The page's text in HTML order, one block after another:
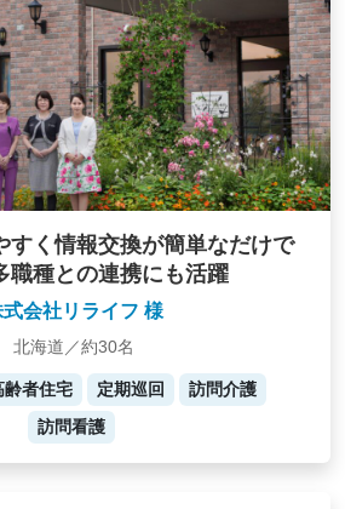
すく情報交換が簡単なだけで
職種との連携にも活躍
式会社リライフ 様
北海道／約30名
齢者住宅 定期巡回
訪問介護
訪問看護